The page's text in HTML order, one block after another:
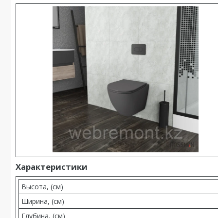
Характеристики
Высота, (см)
Ширина, (см)
Глубина, (см)